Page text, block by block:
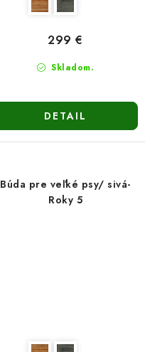
Skladom.
299 €
DETAIL
Búda pre veľké psy/ sivá-
Roky 5